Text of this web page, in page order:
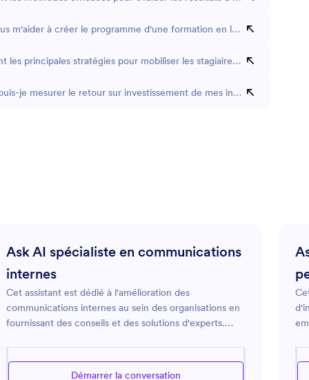
m'aider à créer le programme d'une formation en logiciels ?
les principales stratégies pour mobiliser les stagiaires à assister un
je mesurer le retour sur investissement de mes initiatives de
Ask AI spécialiste en communications
internes
Cet assistant est dédié à l'amélioration des
communications internes au sein des organisations en
fournissant des conseils et des solutions d'experts.
diffusion efficace de l'information et favoriser une
Démarrer la conversation